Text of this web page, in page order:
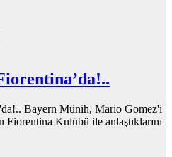
Bayern Münih, Mario Gomez'i
Fiorentina Kulübü ile anlaştıklarını